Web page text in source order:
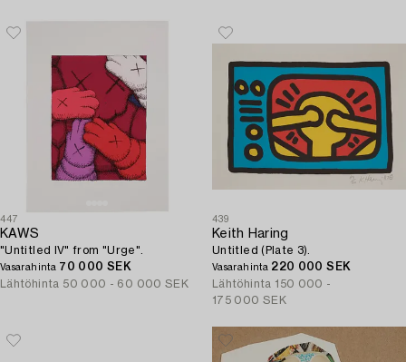
447
KAWS
"Untitled IV" from "Urge".
Vasarahinta 70 000 SEK
Lähtöhinta 50 000 - 60 000 SEK
439
Keith Haring
Untitled (Plate 3).
Vasarahinta 220 000 SEK
Lähtöhinta 150 000 -
175 000 SEK